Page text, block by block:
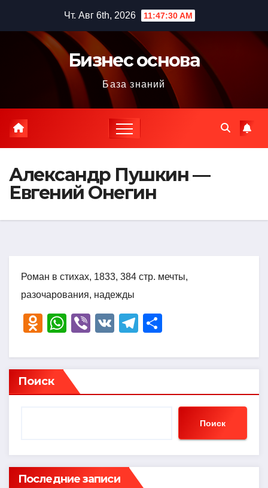
содержимому
Чт. Авг 6th, 2026 11:47:31 AM
Бизнес основа
База знаний
Александр Пушкин —
Евгений Онегин
Роман в стихах, 1833, 384 стр. мечты,
разочарования, надежды
O
n
o
kl
ni
ki
W
at
s
A
Vi
er
V
T
e
a
р
в
ть
Поиск
Поиск
Последние записи